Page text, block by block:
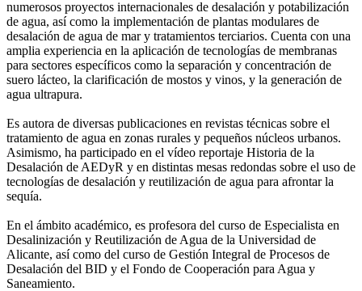
numerosos proyectos internacionales de desalación y potabilización
de agua, así como la implementación de plantas modulares de
desalación de agua de mar y tratamientos terciarios. Cuenta con una
amplia experiencia en la aplicación de tecnologías de membranas
para sectores específicos como la separación y concentración de
suero lácteo, la clarificación de mostos y vinos, y la generación de
agua ultrapura.
Es autora de diversas publicaciones en revistas técnicas sobre el
tratamiento de agua en zonas rurales y pequeños núcleos urbanos.
Asimismo, ha participado en el vídeo reportaje Historia de la
Desalación de AEDyR y en distintas mesas redondas sobre el uso de
tecnologías de desalación y reutilización de agua para afrontar la
sequía.
En el ámbito académico, es profesora del curso de Especialista en
Desalinización y Reutilización de Agua de la Universidad de
Alicante, así como del curso de Gestión Integral de Procesos de
Desalación del BID y el Fondo de Cooperación para Agua y
Saneamiento.